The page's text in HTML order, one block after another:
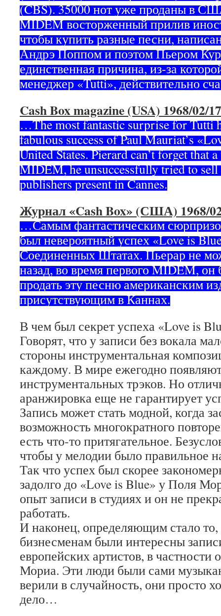
(CBS). 35000 нот уже проданы в
MIDEM восторженный прилив
чтобы купить разные песни,
Андрэ Поппом и поэтом Пьером
единственная причина, из-за
менеджер «Tutti», действительно
Cash Box magazine (USA) 1968/02/17
…The most fantastic surprise for Tutti
fabulous success of Paul Mauriat’s
United States. Pierard can’t forget that
MIDEM, he unsuccessfully tried to
publishers present in Cannes.
Журнал «Cash Box» (США) 1968/
…Самым фантастическим
был невероятный успех «Love is
Соединенных Штатах. Пьерар не
назад, во время первого MIDEM,
продать эту песню американским
присутствующим в Каннах.
В чем был секрет успеха «Love is
Говорят, что у записи без вокала
стороны инструментальная
каждому. В мире ежегодно
инструментальных трэков. Но
аранжировка еще не гарантирует
Запись может стать модной, когда
возможность многократного
есть что-то притягательное.
чтобы у мелодии было правильное
Так что успех был скорее
задолго до «Love is Blue» у Поля
опыт записи в студиях и он не
работать.
И наконец, определяющим стало
бизнесменам были интересны
европейских артистов, в частности
Мориа. Эти люди были сами
верили в случайность, они просто
дело…